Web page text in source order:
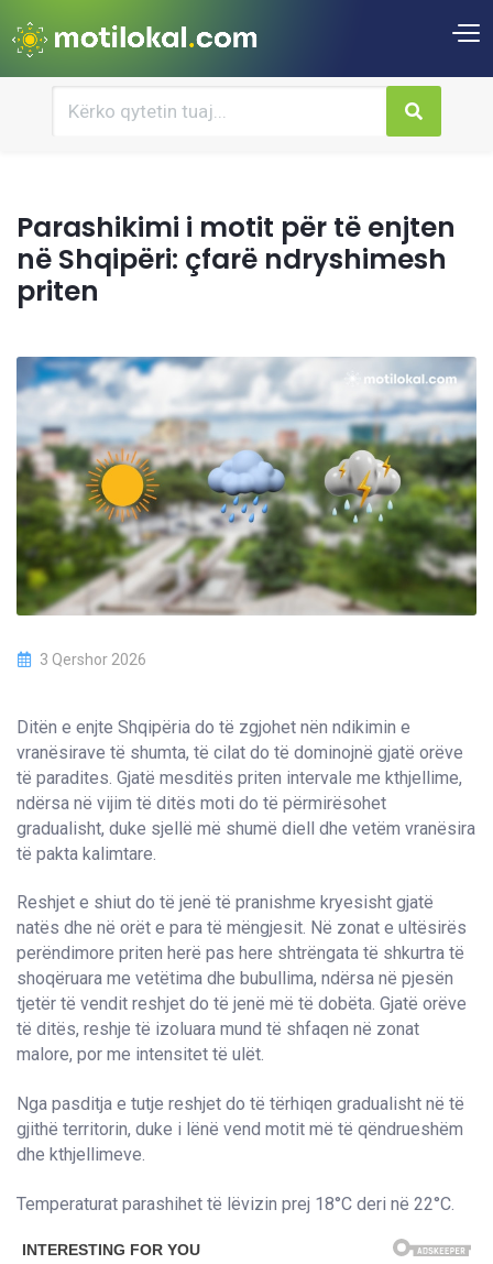
Parashikimi i motit për të enjten
në Shqipëri: çfarë ndryshimesh
priten
3 Qershor 2026
Ditën e enjte Shqipëria do të zgjohet nën ndikimin e
vranësirave të shumta, të cilat do të dominojnë gjatë orëve
të paradites. Gjatë mesditës priten intervale me kthjellime,
ndërsa në vijim të ditës moti do të përmirësohet
gradualisht, duke sjellë më shumë diell dhe vetëm vranësira
të pakta kalimtare.
Reshjet e shiut do të jenë të pranishme kryesisht gjatë
natës dhe në orët e para të mëngjesit. Në zonat e ultësirës
perëndimore priten herë pas here shtrëngata të shkurtra të
shoqëruara me vetëtima dhe bubullima, ndërsa në pjesën
tjetër të vendit reshjet do të jenë më të dobëta. Gjatë orëve
të ditës, reshje të izoluara mund të shfaqen në zonat
malore, por me intensitet të ulët.
Nga pasditja e tutje reshjet do të tërhiqen gradualisht në të
gjithë territorin, duke i lënë vend motit më të qëndrueshëm
dhe kthjellimeve.
Temperaturat parashihet të lëvizin prej 18°C deri në 22°C.